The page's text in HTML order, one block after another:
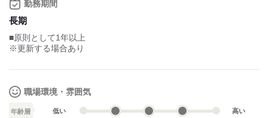
昇給を行わない場合あり
試用期間：
勤務期間
長期
■原則として1年以上
※更新する場合あり
職場環境・雰囲気
年齢層 低い 高い